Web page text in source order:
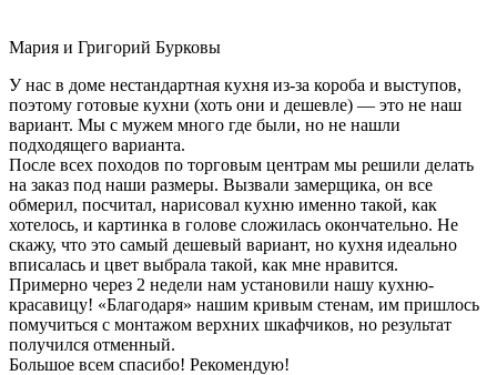
Мария и Григорий Бурковы
У нас в доме нестандартная кухня из-за короба и выступов,
поэтому готовые кухни (хоть они и дешевле) — это не наш
вариант. Мы с мужем много где были, но не нашли
подходящего варианта.
После всех походов по торговым центрам мы решили делать
на заказ под наши размеры. Вызвали замерщика, он все
обмерил, посчитал, нарисовал кухню именно такой, как
хотелось, и картинка в голове сложилась окончательно. Не
скажу, что это самый дешевый вариант, но кухня идеально
вписалась и цвет выбрала такой, как мне нравится.
Примерно через 2 недели нам установили нашу кухню-
красавицу! «Благодаря» нашим кривым стенам, им пришлось
помучиться с монтажом верхних шкафчиков, но результат
получился отменный.
Большое всем спасибо! Рекомендую!